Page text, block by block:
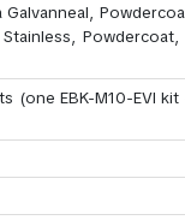
(one EBK-M10-EVI